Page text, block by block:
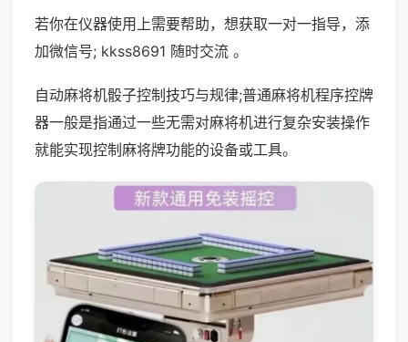
若你在仪器使用上需要帮助，想获取一对一指导，添
加微信号; kkss8691 随时交流 。
自动麻将机骰子控制技巧与规律;普通麻将机程序控牌
器一般是指通过一些无需对麻将机进行复杂安装操作
就能实现控制麻将牌功能的设备或工具。